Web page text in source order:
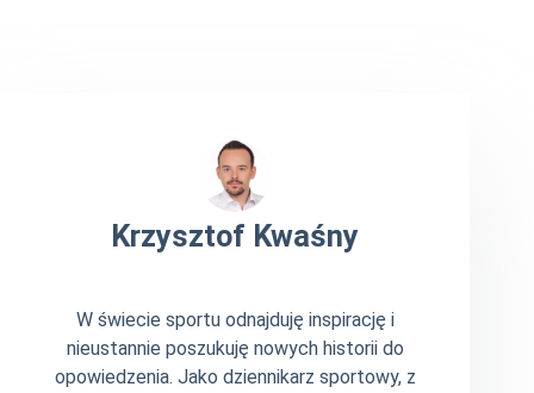
Krzysztof Kwaśny
W świecie sportu odnajduję inspirację i
nieustannie poszukuję nowych historii do
opowiedzenia. Jako dziennikarz sportowy, z